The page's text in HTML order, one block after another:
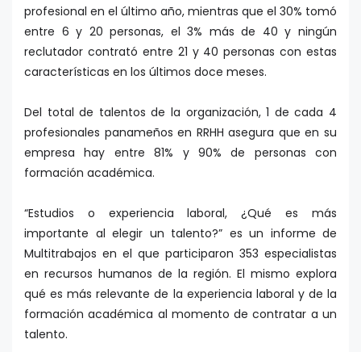
profesional en el último año, mientras que el 30% tomó
entre 6 y 20 personas, el 3% más de 40 y ningún
reclutador contrató entre 21 y 40 personas con estas
características en los últimos doce meses.
Del total de talentos de la organización, 1 de cada 4
profesionales panameños en RRHH asegura que en su
empresa hay entre 81% y 90% de personas con
formación académica.
“Estudios o experiencia laboral, ¿Qué es más
importante al elegir un talento?” es un informe de
Multitrabajos en el que participaron 353 especialistas
en recursos humanos de la región. El mismo explora
qué es más relevante de la experiencia laboral y de la
formación académica al momento de contratar a un
talento.